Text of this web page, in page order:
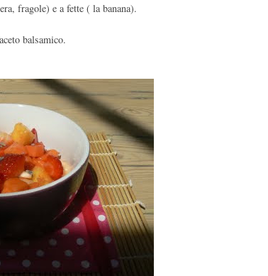
fragole) e a fette ( la banana).
balsamico.